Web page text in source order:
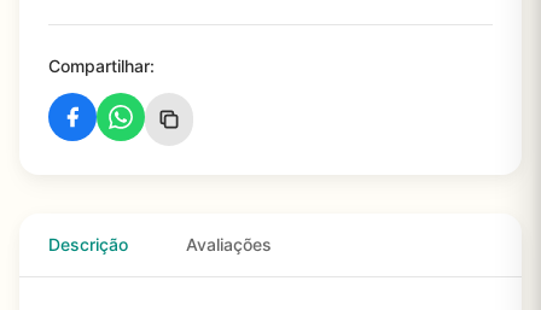
Compartilhar:
Descrição Avaliações